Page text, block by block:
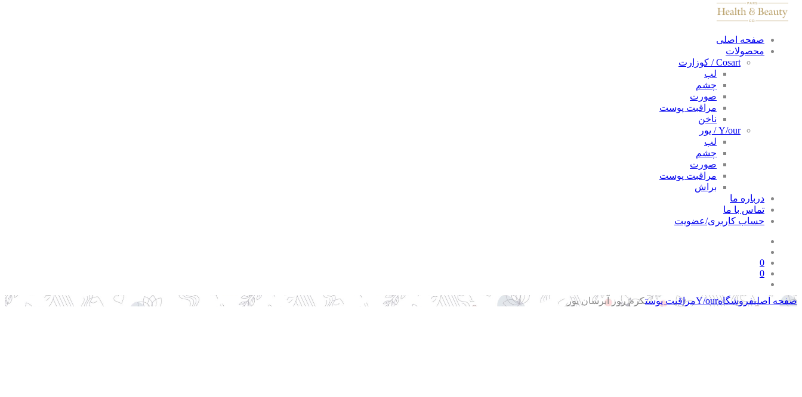
صفحه اصلی
محصولات
Cosart / کوزارت
لب
چشم
صورت
مراقبت پوست
ناخن
Y/our / یور
لب
چشم
صورت
مراقبت پوست
براش
درباره ما
تماس با ما
حساب کاربری/عضویت
0
0
صفحه اصلیفروشگاهY/ourمراقبت پوستکرم روز آبرسان یور